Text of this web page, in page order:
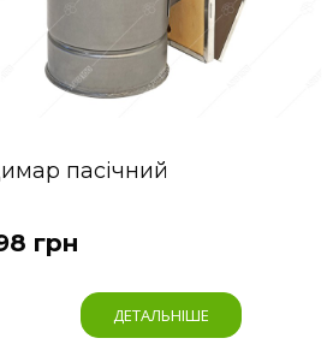
пасічний
грн
ДЕТАЛЬНІШЕ